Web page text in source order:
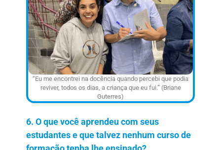
“Eu me encontrei na docência quando percebi que podia
reviver, todos os dias, a criança que eu fui.” (Briane
Guterres)
6. O que você aprendeu com seus
estudantes e que talvez nenhum curso de